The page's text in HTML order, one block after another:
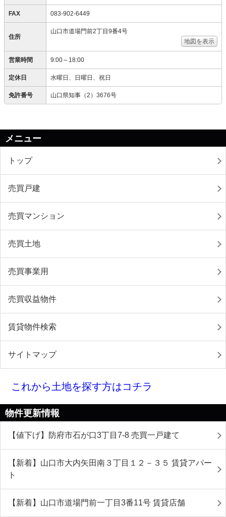
FAX 083-902-6449
住所
山口市道場門前2丁目9番4号
地図を表示
営業時間 9:00～18:00
定休日 水曜日、日曜日、祝日
免許番号 山口県知事（2）3676号
メニュー
トップ
売買戸建
売買マンション
売買土地
売買事業用
売買収益物件
賃貸物件検索
サイトマップ
これから土地を探す方はコチラ
物件更新情報
【値下げ】防府市石が口3丁目7-8 売買一戸建て
【新着】山口市大内矢田南３丁目１２－３５ 賃貸アパー
ト
【新着】山口市道場門前一丁目3番11号 賃貸店舗